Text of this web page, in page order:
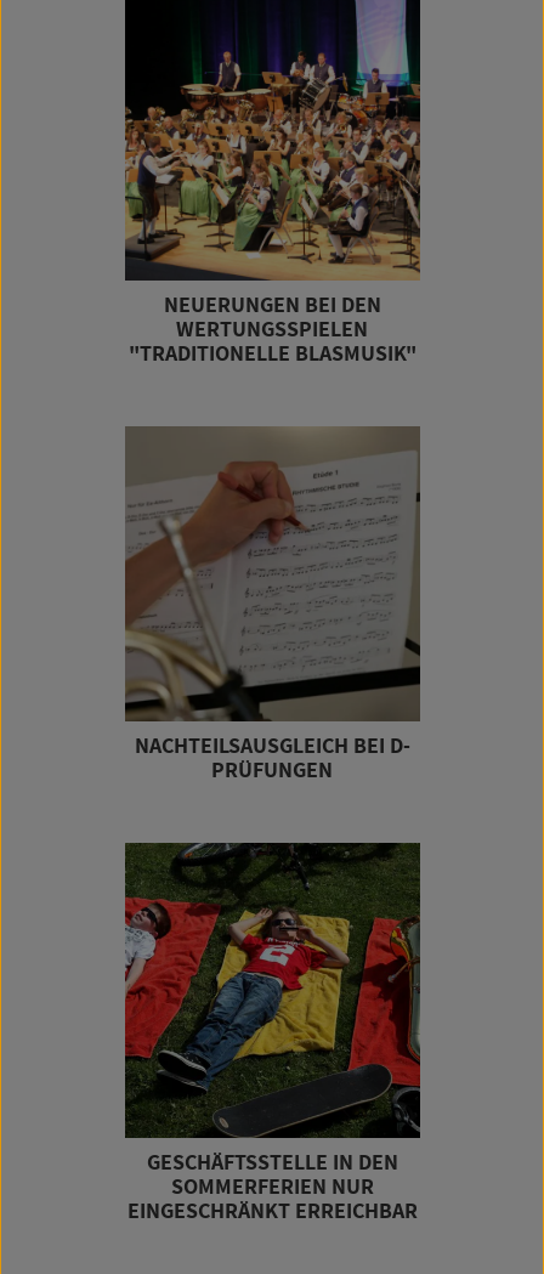
NEUERUNGEN BEI DEN
WERTUNGSSPIELEN
"TRADITIONELLE BLASMUSIK"
NACHTEILSAUSGLEICH BEI D-
PRÜFUNGEN
GESCHÄFTSSTELLE IN DEN
SOMMERFERIEN NUR
EINGESCHRÄNKT ERREICHBAR